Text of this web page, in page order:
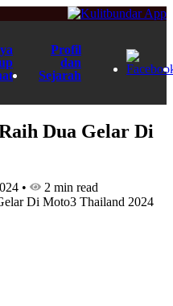
Profil
dan
Sejarah
Dua Gelar Di
• 2 min read